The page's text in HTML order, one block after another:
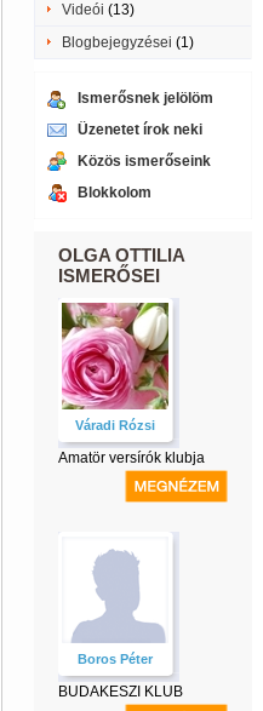
Videói (13)
Blogbejegyzései (1)
Ismerősnek jelölöm
Üzenetet írok neki
Közös ismerőseink
Blokkolom
OLGA OTTILIA
ISMERŐSEI
Váradi Rózsi
Amatör versírók klubja
Boros Péter
BUDAKESZI KLUB